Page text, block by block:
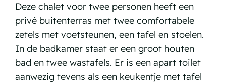
Deze chalet voor twee personen heeft een
privé buitenterras met twee comfortabele
zetels met voetsteunen, een tafel en stoelen.
In de badkamer staat er een groot houten
bad en twee wastafels. Er is een apart toilet
aanwezig tevens als een keukentje met tafel